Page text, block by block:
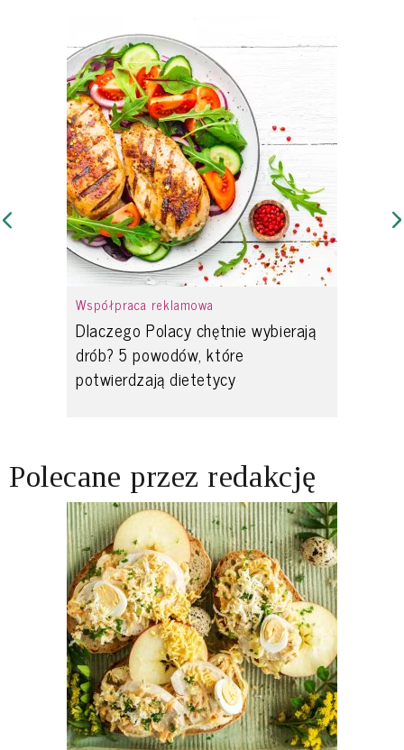
Współpraca reklamowa
Dlaczego Polacy chętnie wybierają
drób? 5 powodów, które
potwierdzają dietetycy
Polecane przez redakcję